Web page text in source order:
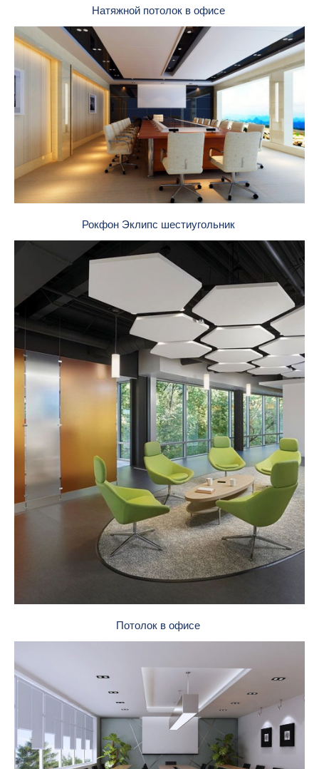
Натяжной потолок в офисе
Рокфон Эклипс шестиугольник
Потолок в офисе